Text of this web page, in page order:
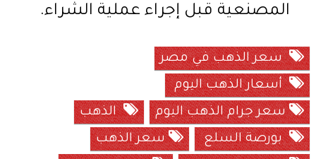
المصنعية قبل إجراء عملية الشراء.
سعر الذهب في مصر
أسعار الذهب اليوم
سعر جرام الذهب اليوم
الذهب
بورصة السلع
سعر الذهب